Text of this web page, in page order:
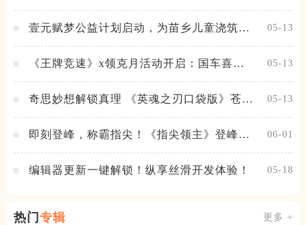
壹元赋梦公益计划启动，为苗乡儿童浇筑梦
05-13
《王牌竞速》x领克月活动开启：国车喜迎
05-13
奇思妙想解锁真理 《英魂之刃口袋版》苍天
05-13
即刻登峰，称霸指尖！《指尖领主》登峰测
06-01
编辑器更新一键解锁！纵享丝滑开发体验！ 05-18
热门专辑 更多 +